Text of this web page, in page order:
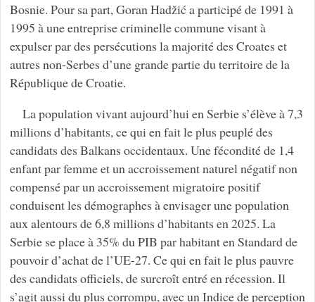
Bosnie. Pour sa part, Goran Hadžić a participé de 1991 à
1995 à une entreprise criminelle commune visant à
expulser par des persécutions la majorité des Croates et
autres non-Serbes d’une grande partie du territoire de la
République de Croatie.
La population vivant aujourd’hui en Serbie s’élève à 7,3
millions d’habitants, ce qui en fait le plus peuplé des
candidats des Balkans occidentaux. Une fécondité de 1,4
enfant par femme et un accroissement naturel négatif non
compensé par un accroissement migratoire positif
conduisent les démographes à envisager une population
aux alentours de 6,8 millions d’habitants en 2025. La
Serbie se place à 35% du PIB par habitant en Standard de
pouvoir d’achat de l’UE-27. Ce qui en fait le plus pauvre
des candidats officiels, de surcroît entré en récession. Il
s’agit aussi du plus corrompu, avec un Indice de perception